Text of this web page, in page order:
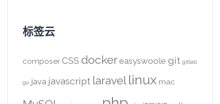
标签云
composer CSS docker easyswoole git gitlab
go java javascript laravel linux mac